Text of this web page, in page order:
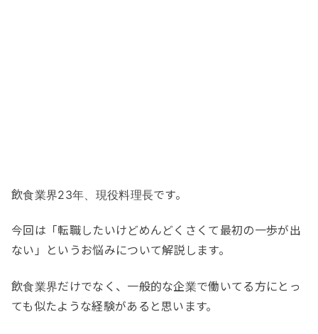
飲食業界23年、現役料理長です。
今回は「転職したいけどめんどくさくて最初の一歩が出
ない」というお悩みについて解説します。
飲食業界だけでなく、一般的な企業で働いてる方にとっ
ても似たような経験があると思います。